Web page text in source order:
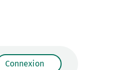
Connexion